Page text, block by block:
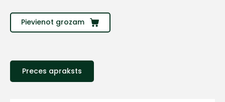
Pievienot grozam
Preces apraksts